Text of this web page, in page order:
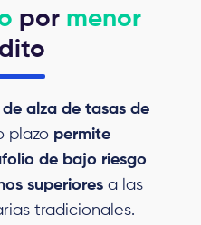
por menor
alza de tasas de
plazo permite
de bajo riesgo
superiores a las
tradicionales.